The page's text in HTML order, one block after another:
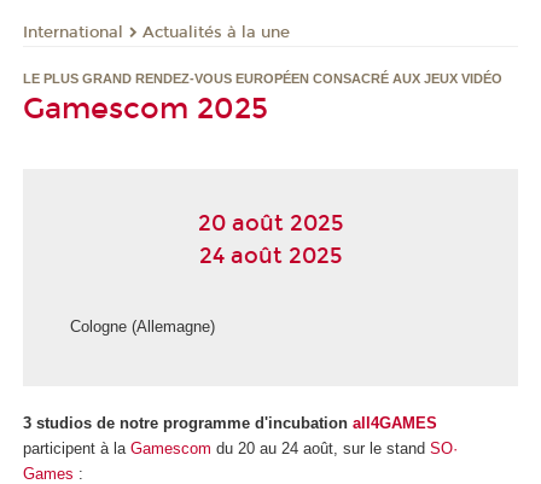
International Actualités à la une
LE PLUS GRAND RENDEZ-VOUS EUROPÉEN CONSACRÉ AUX JEUX VIDÉO
Gamescom 2025
20 août 2025
24 août 2025
Cologne (Allemagne)
3 studios de notre programme d'incubation all4GAMES
participent à la Gamescom du 20 au 24 août, sur le stand SO·
Games :